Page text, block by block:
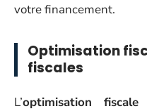
votre financement.
Optimisation
fiscales
L’optimisation fiscale